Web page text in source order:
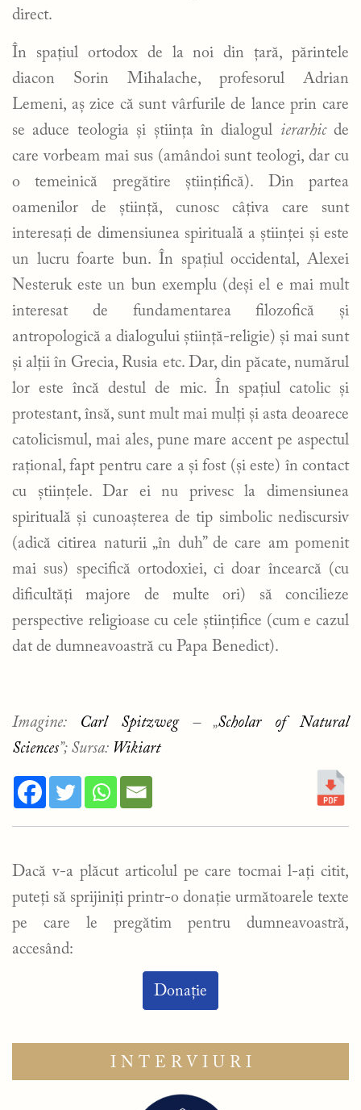
direct.
În spațiul ortodox de la noi din țară, părintele
diacon Sorin Mihalache, profesorul Adrian
Lemeni, aș zice că sunt vârfurile de lance prin care
se aduce teologia și știința în dialogul ierarhic de
care vorbeam mai sus (amândoi sunt teologi, dar cu
o temeinică pregătire științifică). Din partea
oamenilor de știință, cunosc câțiva care sunt
interesați de dimensiunea spirituală a științei și este
un lucru foarte bun. În spațiul occidental, Alexei
Nesteruk este un bun exemplu (deși el e mai mult
interesat de fundamentarea filozofică și
antropologică a dialogului știință-religie) și mai sunt
și alții în Grecia, Rusia etc. Dar, din păcate, numărul
lor este încă destul de mic. În spațiul catolic și
protestant, însă, sunt mult mai mulți și asta deoarece
catolicismul, mai ales, pune mare accent pe aspectul
rațional, fapt pentru care a și fost (și este) în contact
cu științele. Dar ei nu privesc la dimensiunea
spirituală și cunoașterea de tip simbolic nediscursiv
(adică citirea naturii „în duh” de care am pomenit
mai sus) specifică ortodoxiei, ci doar încearcă (cu
dificultăți majore de multe ori) să concilieze
perspective religioase cu cele științifice (cum e cazul
dat de dumneavoastră cu Papa Benedict).
Imagine: Carl Spitzweg– „Scholar of Natural
Sciences”; Sursa: Wikiart
Dacă v-a plăcut articolul pe care tocmai l-ați citit,
puteți să sprijiniți printr-o donație următoarele texte
pe care le pregătim pentru dumneavoastră,
accesând:
Donație
INTERVIURI